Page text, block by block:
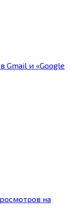
Gmail и «Google
на